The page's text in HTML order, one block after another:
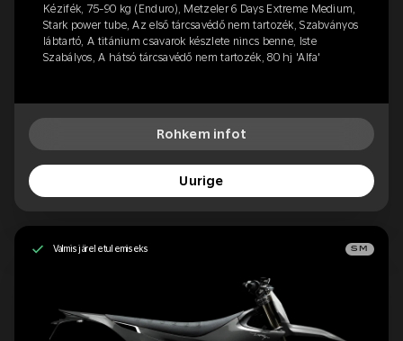
Kézifék, 75-90 kg (Enduro), Metzeler 6 Days Extreme Medium,
Stark power tube, Az első tárcsavédő nem tartozék, Szabványos
lábtartó, A titánium csavarok készlete nincs benne, Iste
Szabályos, A hátsó tárcsavédő nem tartozék, 80 hj 'Alfa'
Rohkem infot
Uurige
Valmis järeletulemiseks SM